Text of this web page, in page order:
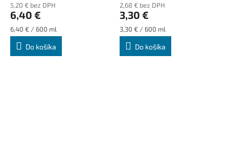
5,20 € bez DPH
6,40 €
Jednotková
cena:
6,40 € / 600 ml
Do košíka
2,68 € bez DPH
3,30 €
Jednotková
cena:
3,30 € / 600 ml
Do košíka